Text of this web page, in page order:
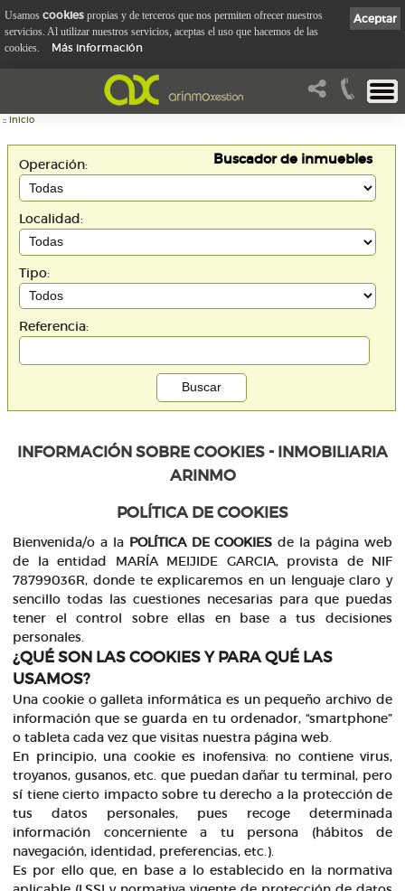
:: Inicio
Buscador de inmuebles
Operación:
Localidad:
Tipo:
Referencia:
INFORMACIÓN SOBRE COOKIES - INMOBILIARIA
ARINMO
POLÍTICA DE COOKIES
Bienvenida/o a la POLÍTICA DE COOKIESde la página web
de la entidad MARÍA MEIJIDE GARCIA, provista de NIF
78799036R, donde te explicaremos en un lenguaje claro y
sencillo todas las cuestiones necesarias para que puedas
tener el control sobre ellas en base a tus decisiones
personales.
¿QUÉ SON LAS COOKIES Y PARA QUÉ LAS
USAMOS?
Una cookie o galleta informática es un pequeño archivo de
información que se guarda en tu ordenador, “smartphone”
o tableta cada vez que visitas nuestra página web.
En principio, una cookie es inofensiva: no contiene virus,
troyanos, gusanos, etc. que puedan dañar tu terminal, pero
sí tiene cierto impacto sobre tu derecho a la protección de
tus datos personales, pues recoge determinada
información concerniente a tu persona (hábitos de
navegación, identidad, preferencias, etc.).
Es por ello que, en base a lo establecido en la normativa
Aceptar
Usamos cookies propias y de terceros que nos permiten ofrecer nuestros
servicios. Al utilizar nuestros servicios, aceptas el uso que hacemos de las
cookies.
Más información